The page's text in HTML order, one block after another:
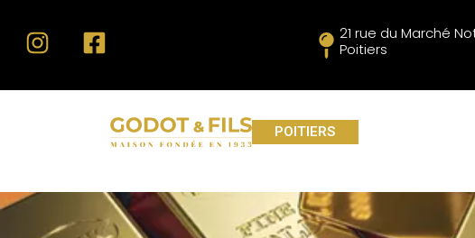
21 rue du Marché
Poitiers
POITIERS